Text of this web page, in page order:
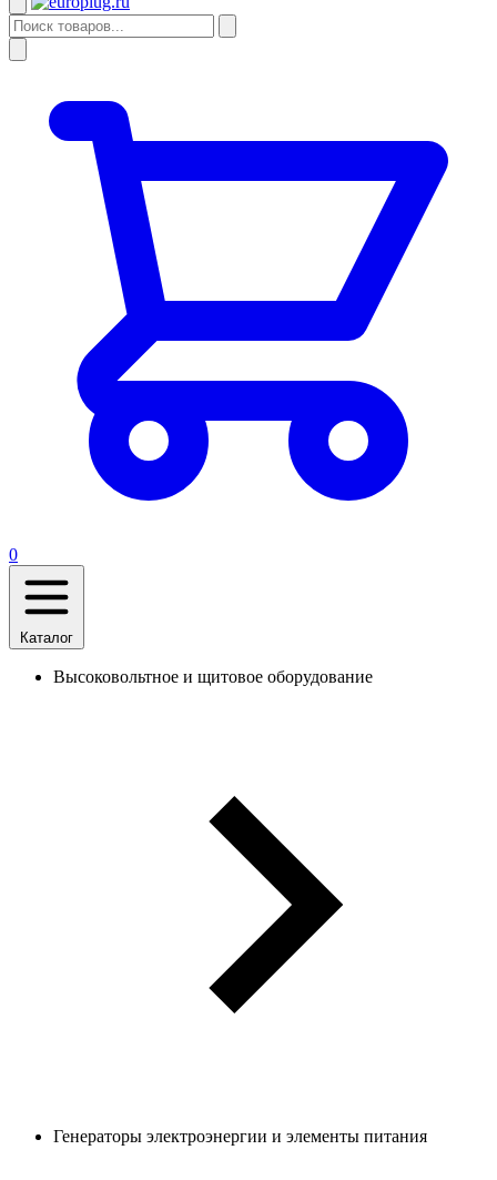
0
Каталог
Высоковольтное и щитовое оборудование
Генераторы электроэнергии и элементы питания